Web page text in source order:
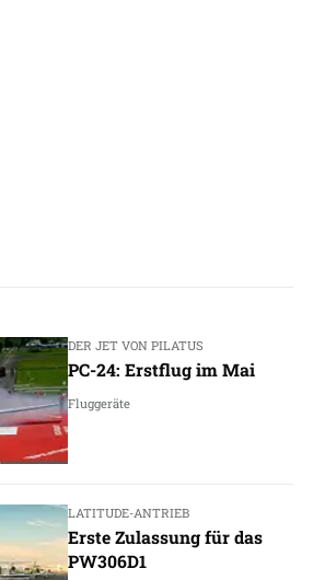
DER JET VON PILATUS
PC-24: Erstflug im Mai
Fluggeräte
LATITUDE-ANTRIEB
Erste Zulassung für das
PW306D1